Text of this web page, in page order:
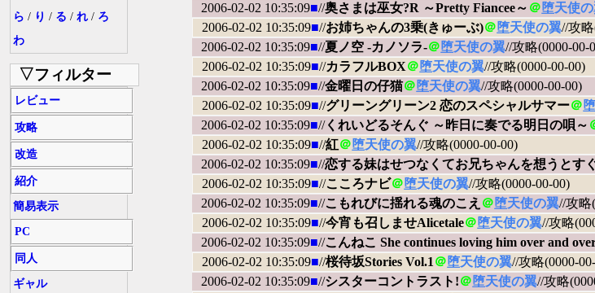
ら / り / る / れ / ろ
わ
▽フィルター
レビュー
攻略
改造
紹介
簡易表示
PC
同人
ギャル
2006-02-02 10:35:09■//奥さまは巫女?R ～Pretty Fiancee～ ＠堕天使
2006-02-02 10:35:09■//お姉ちゃんの3乗(きゅーぶ)＠堕天使の翼//攻
2006-02-02 10:35:09■//夏ノ空 -カノソラ-＠堕天使の翼//攻略(0000-00-
2006-02-02 10:35:09■//カラフルBOX＠堕天使の翼//攻略(0000-00-00)
2006-02-02 10:35:09■//金曜日の仔猫＠堕天使の翼//攻略(0000-00-00)
2006-02-02 10:35:09■//グリーングリーン2 恋のスペシャルサマー＠
2006-02-02 10:35:09■//くれいどるそんぐ ～昨日に奏でる明日の唄～
2006-02-02 10:35:09■//紅＠堕天使の翼//攻略(0000-00-00)
2006-02-02 10:35:09■//恋する妹はせつなくてお兄ちゃんを想うとす
2006-02-02 10:35:09■//こころナビ＠堕天使の翼//攻略(0000-00-00)
2006-02-02 10:35:09■//こもれびに揺れる魂のこえ ＠堕天使の翼//攻略
2006-02-02 10:35:09■//今宵も召しませAlicetale＠堕天使の翼//攻略
2006-02-02 10:35:09■//こんねこ She continues loving him over and
2006-02-02 10:35:09■//桜待坂Stories Vol.1 ＠堕天使の翼//攻略(0000-
2006-02-02 10:35:09■//シスターコントラスト!＠堕天使の翼//攻略